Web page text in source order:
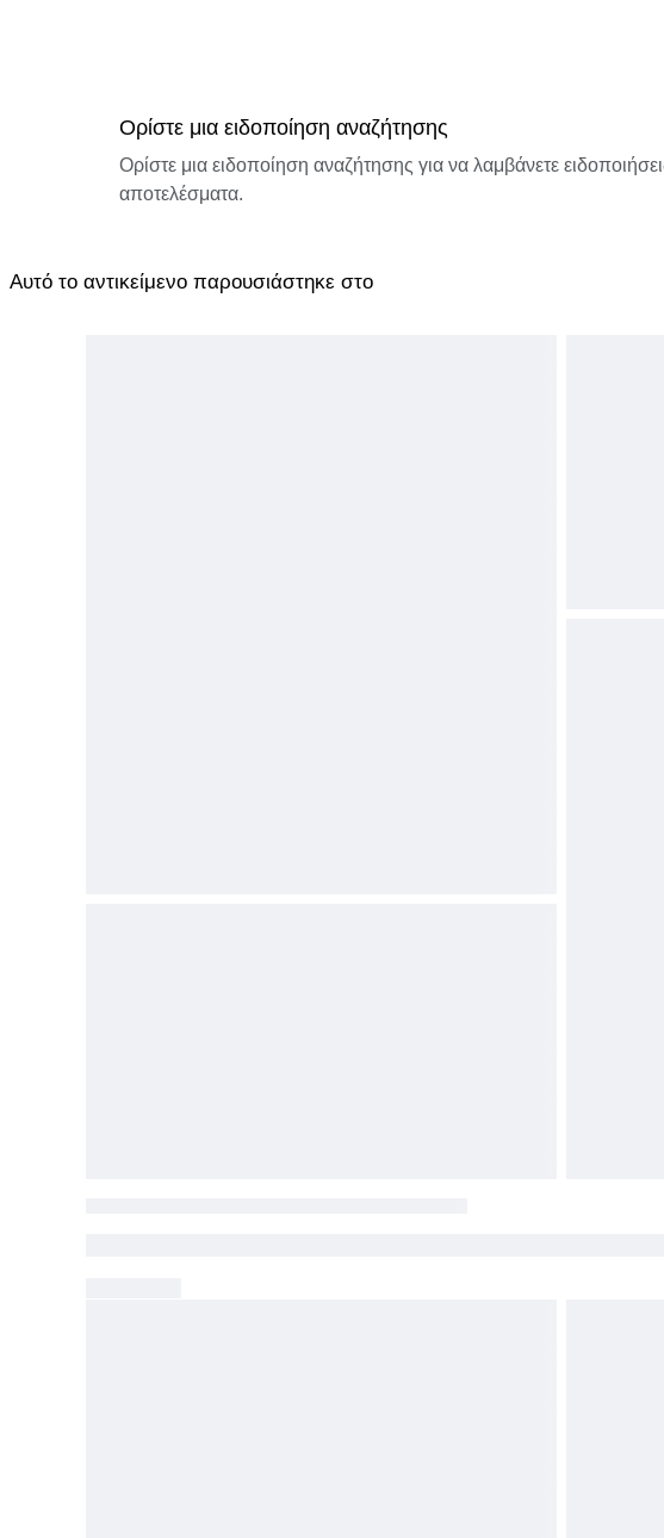
Ορίστε μια ειδοποίηση αναζήτησης
Ορίστε μια ειδοποίηση αναζήτησης για να λαμβάνετε
αποτελέσματα.
Αυτό το αντικείμενο παρουσιάστηκε στο